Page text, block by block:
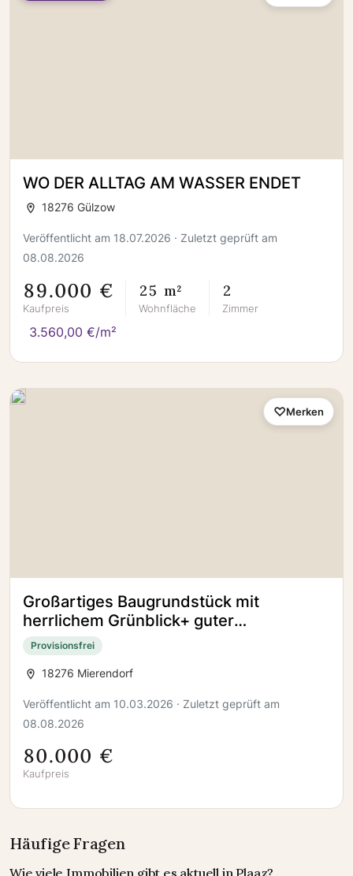
WO DER ALLTAG AM WASSER ENDET
18276 Gülzow
Veröffentlicht am 18.07.2026 · Zuletzt geprüft am
08.08.2026
89.000 €
Kaufpreis
25 m²
Wohnfläche
2
Zimmer
3.560,00 €/m²
Großartiges Baugrundstück mit
herrlichem Grünblick+ guter
Infrastruktur zu kaufen. Kühnel
Immobilien
Provisionsfrei
18276 Mierendorf
Veröffentlicht am 10.03.2026 · Zuletzt geprüft am
08.08.2026
80.000 €
Kaufpreis
Merken
Häufige Fragen
Wie viele Immobilien gibt es aktuell in Plaaz?